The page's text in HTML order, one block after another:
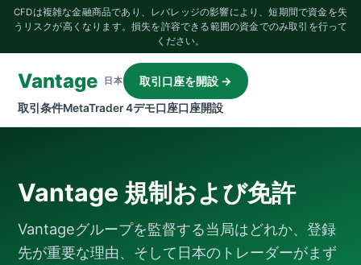
CFDは複雑な金融商品であり、レバレッジの影響により、短期間で資金を失
うリスクが高くなります。損失を許容できる範囲の資金でのみ取引を行って
ください。
Vantage 日本
取引条件MetaTrader 4デモ口座口座開設
取引口座を開設 →
Vantage 規制および免許
Vantageグループを監督する当局はどれか、登録
先が重要な理由、そして日本のトレーダーがまず